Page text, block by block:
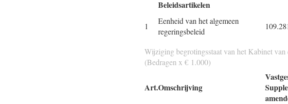
Beleidsartikelen
1
Eenheid van het algemeen
regeringsbeleid
Wijziging begrotingsstaat van het Kabinet
(Bedragen x € 1.000)
Art.Omschrijving